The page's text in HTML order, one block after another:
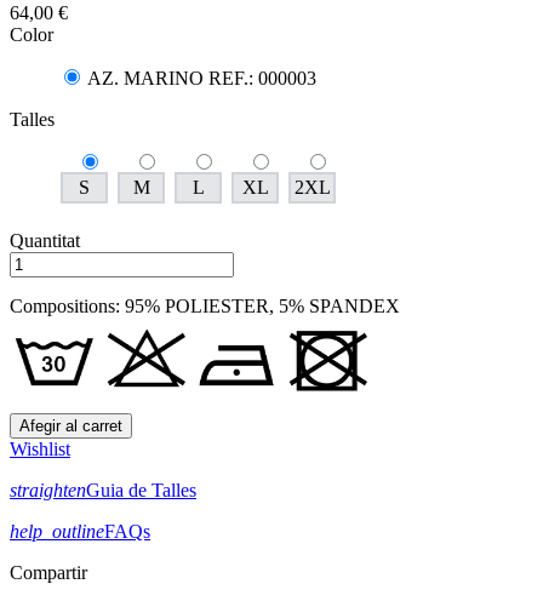
64,00 €
Color
AZ. MARINO REF.: 000003
Talles
S M L XL 2XL
Quantitat
Compositions: 95% POLIESTER, 5% SPANDEX
Afegir al carret
Wishlist
straightenGuia de Talles
help_outlineFAQs
Compartir